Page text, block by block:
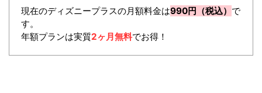
現在のディズニープラスの月額料金は990円（税込） で
す。
年額プランは実質2ヶ月無料でお得！